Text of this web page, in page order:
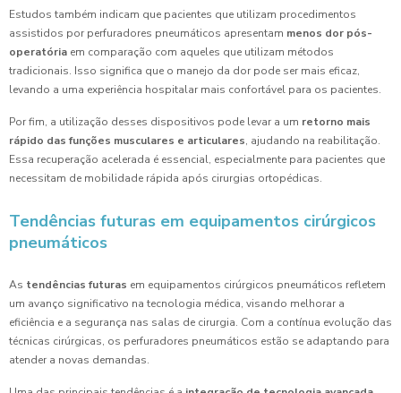
Estudos também indicam que pacientes que utilizam procedimentos
assistidos por perfuradores pneumáticos apresentam menos dor pós-
operatória em comparação com aqueles que utilizam métodos
tradicionais. Isso significa que o manejo da dor pode ser mais eficaz,
levando a uma experiência hospitalar mais confortável para os pacientes.
Por fim, a utilização desses dispositivos pode levar a um retorno mais
rápido das funções musculares e articulares, ajudando na reabilitação.
Essa recuperação acelerada é essencial, especialmente para pacientes que
necessitam de mobilidade rápida após cirurgias ortopédicas.
Tendências futuras em equipamentos cirúrgicos
pneumáticos
As tendências futuras em equipamentos cirúrgicos pneumáticos refletem
um avanço significativo na tecnologia médica, visando melhorar a
eficiência e a segurança nas salas de cirurgia. Com a contínua evolução das
técnicas cirúrgicas, os perfuradores pneumáticos estão se adaptando para
atender a novas demandas.